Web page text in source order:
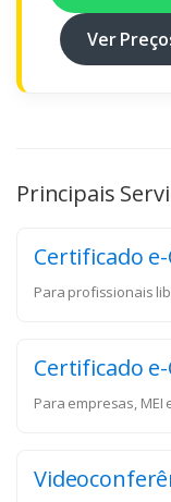
Ver
Principais
Certificado e-
Para profissionais
Certificado e-
Para empresas, MEI